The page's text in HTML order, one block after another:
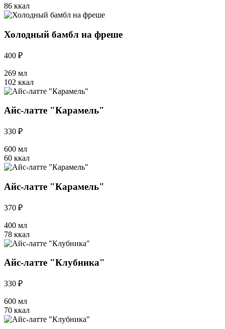
86 ккал
Холодный бамбл на фреше
400 ₽
269 мл
102 ккал
Айс-латте "Карамель"
330 ₽
600 мл
60 ккал
Айс-латте "Карамель"
370 ₽
400 мл
78 ккал
Айс-латте "Клубника"
330 ₽
600 мл
70 ккал